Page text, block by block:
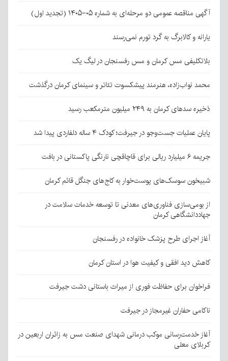
آگهی مناقصه عمومی دو مرحله‌ای به شماره ۰۵-۱۴۰۵ (تجدید اول)
یارانه و کالابرگ به گرد تورم نمی‌رسند
بلاتکلیفی مس کرمان و مس رفسنجان در لیگ یک
محمد نواب‌زاده، هنرمند پیشکسوت تئاتر و سینمای کرمان درگذشت
ذخیره سدهای کرمان به ۲۴۹ میلیون مترمکعب رسید
پایان عملیات جست‌وجو در جیرفت؛ کودک ۴ ساله دلفاردی پیدا شد
جریمه ۶ میلیارد ریالی برای قاچاقچی نارنگی پاکستانی در بافت
شبیخون سوسک‌های پوست‌خوار به کاج‌های جنگل قائم کرمان
از بومی‌سازی فناوری‌های معدنی تا توسعه خدمات سلامت در
جهاددانشگاهی کرمان
آغاز اجرای طرح پزشک خانواده در رفسنجان
کاهش دید افقی و کیفیت هوا در استان کرمان
فراخوان برای حفاظت فوری از میراث باستانی دشت جیرفت
ناکامی حفاران غیرمجاز در جیرفت
آغاز خدمت‌رسانی موکب درمانی شهدای صنعت مس به زائران اربعین در
کربلای معلی